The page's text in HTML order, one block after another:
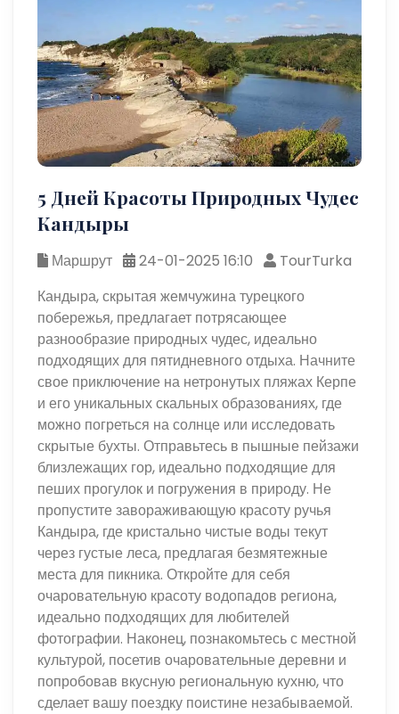
5 Дней Красоты Природных Чудес
Кандыры
Маршрут 24-01-2025 16:10
TourTurka
Кандыра, скрытая жемчужина турецкого
побережья, предлагает потрясающее
разнообразие природных чудес, идеально
подходящих для пятидневного отдыха. Начните
свое приключение на нетронутых пляжах Керпе
и его уникальных скальных образованиях, где
можно погреться на солнце или исследовать
скрытые бухты. Отправьтесь в пышные пейзажи
близлежащих гор, идеально подходящие для
пеших прогулок и погружения в природу. Не
пропустите завораживающую красоту ручья
Кандыра, где кристально чистые воды текут
через густые леса, предлагая безмятежные
места для пикника. Откройте для себя
очаровательную красоту водопадов региона,
идеально подходящих для любителей
фотографии. Наконец, познакомьтесь с местной
культурой, посетив очаровательные деревни и
попробовав вкусную региональную кухню, что
сделает вашу поездку поистине незабываемой.